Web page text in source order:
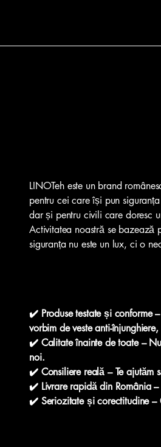
LINOTeh este un brand
pentru cei care își pun
dar și pentru civili care doresc
Activitatea noastră se bazează
siguranța nu este un lux, ci o
✔️ Produse testate și conforme
vorbim de veste anti-
✔️ Calitate înainte de toate –
noi.
✔️ Consiliere reală – Te ajutăm
✔️ Livrare rapidă din România
✔️ Seriozitate și corectitudine –